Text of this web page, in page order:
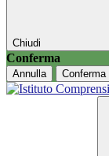
Chiudi
Conferma
Annulla Conferma